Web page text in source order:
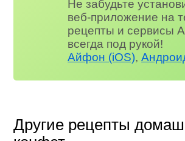
Не забудьте
веб-приложение на
рецепты и сервисы
всегда под рукой!
Айфон (iOS),
Другие рецепты